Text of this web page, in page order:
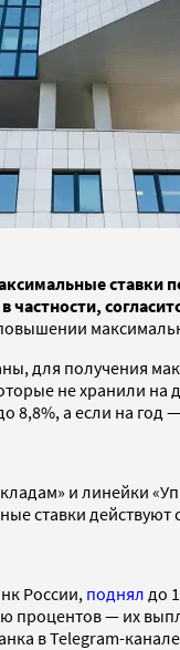
ставки
для получения
не хранили
8,8%, а если на год
и линейки
ставки действуют
России, поднял до
процентов — их
в Telegram-